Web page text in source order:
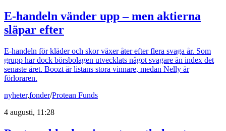
E-handeln vänder upp – men aktierna
släpar efter
E-handeln för kläder och skor växer åter efter flera svaga år. Som
grupp har dock börsbolagen utvecklats något svagare än index det
senaste året. Boozt är listans stora vinnare, medan Nelly är
förloraren.
nyheter,fonder/Protean Funds
4 augusti, 11:28